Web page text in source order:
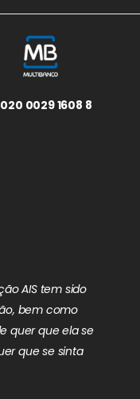
0029 1608 8
AIS tem sido
bem como
quer que ela se
que se sinta